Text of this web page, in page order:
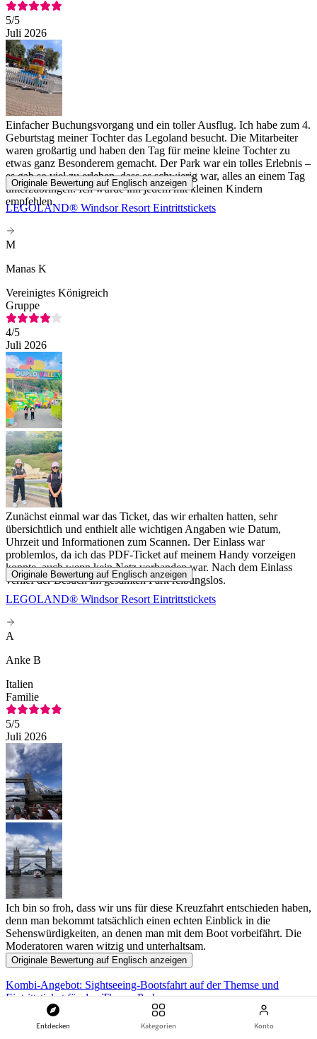
Entdecken Kategorien Konto
5/5
Juli 2026
Einfacher Buchungsvorgang und ein toller Ausflug. Ich habe zum 4.
Geburtstag meiner Tochter das Legoland besucht. Die Mitarbeiter
waren großartig und haben den Tag für meine kleine Tochter zu
etwas ganz Besonderem gemacht. Der Park war ein tolles Erlebnis –
es gab so viel zu erleben, dass es schwierig war, alles an einem Tag
unterzubringen. Ich würde ihn jedem mit kleinen Kindern
empfehlen.
Originale Bewertung auf Englisch anzeigen
LEGOLAND® Windsor Resort Eintrittstickets
M
Manas K
Vereinigtes Königreich
Gruppe
4/5
Juli 2026
Zunächst einmal war das Ticket, das wir erhalten hatten, sehr
übersichtlich und enthielt alle wichtigen Angaben wie Datum,
Uhrzeit und Informationen zum Scannen. Der Einlass war
problemlos, da ich das PDF-Ticket auf meinem Handy vorzeigen
konnte, auch wenn kein Netz vorhanden war. Nach dem Einlass
verlief der Besuch im gesamten Park reibungslos.
Originale Bewertung auf Englisch anzeigen
LEGOLAND® Windsor Resort Eintrittstickets
A
Anke B
Italien
Familie
5/5
Juli 2026
Ich bin so froh, dass wir uns für diese Kreuzfahrt entschieden haben,
denn man bekommt tatsächlich einen echten Einblick in die
Sehenswürdigkeiten, an denen man mit dem Boot vorbeifährt. Die
Moderatoren waren witzig und unterhaltsam.
Originale Bewertung auf Englisch anzeigen
Kombi-Angebot: Sightseeing-Bootsfahrt auf der Themse und
Eintrittsticket für den Thorpe Park